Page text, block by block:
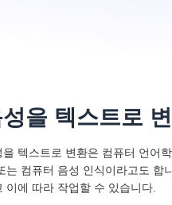
성을 텍스트로
을 텍스트로 변환은 컴퓨터 언어
는 컴퓨터 음성 인식이라고도 합
이에 따라 작업할 수 있습니다.